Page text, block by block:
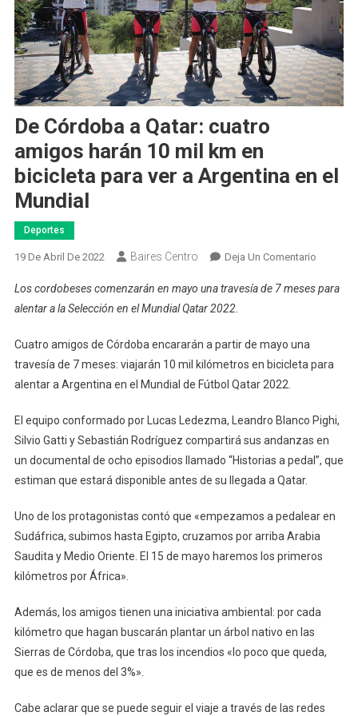
De Córdoba a Qatar: cuatro
amigos harán 10 mil km en
bicicleta para ver a Argentina en el
Mundial
Deportes
19 De Abril De 2022 Baires Centro Deja Un ComentarioEn
Córdoba
Amigos
Mil
Km
En
Ver
A
Los cordobeses comenzarán en mayo una travesía de 7 meses para
alentar a la Selección en el Mundial Qatar 2022.
Cuatro amigos de Córdoba encararán a partir de mayo una
travesía de 7 meses: viajarán 10 mil kilómetros en bicicleta para
alentar a Argentina en el Mundial de Fútbol Qatar 2022.
El equipo conformado por Lucas Ledezma, Leandro Blanco Pighi,
Silvio Gatti y Sebastián Rodríguez compartirá sus andanzas en
un documental de ocho episodios llamado “Historias a pedal”, que
estiman que estará disponible antes de su llegada a Qatar.
Uno de los protagonistas contó que «empezamos a pedalear en
Sudáfrica, subimos hasta Egipto, cruzamos por arriba Arabia
Saudita y Medio Oriente. El 15 de mayo haremos los primeros
kilómetros por África».
Además, los amigos tienen una iniciativa ambiental: por cada
kilómetro que hagan buscarán plantar un árbol nativo en las
Sierras de Córdoba, que tras los incendios «lo poco que queda,
que es de menos del 3%».
Cabe aclarar que se puede seguir el viaje a través de las redes